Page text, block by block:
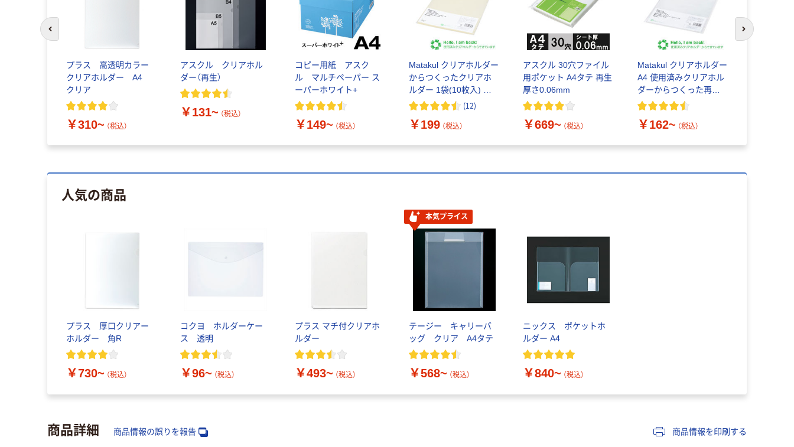
プラス 高透明カラー
クリアホルダー A4
クリア
￥310~ （税込）
アスクル クリアホル
ダー（再生）
￥131~ （税込）
コピー用紙 アスク
ル マルチペーパー ス
ーパーホワイト+
￥149~ （税込）
Matakul クリアホルダー
からつくったクリアホ
ルダー 1袋(10枚入) リ
ヒトラブ×アスクル共同
(12)
￥199 （税込）
アスクル 30穴ファイル
用ポケット A4タテ 再生
厚さ0.06mm
￥669~ （税込）
Matakul クリアホルダー
A4 使用済みクリアホル
ダーからつくった再生
材20%配合
￥162~ （税込）
次のスライド
人気の商品
プラス 厚口クリアー
ホルダー 角R
￥730~ （税込）
コクヨ ホルダーケー
ス 透明
￥96~ （税込）
プラス マチ付クリアホ
ルダー
￥493~ （税込）
本気プライス
テージー キャリーバ
ッグ クリア A4タテ
￥568~ （税込）
ニックス ポケットホ
ルダー A4
￥840~ （税込）
商品詳細 商品情報の誤りを報告 商品情報を印刷する